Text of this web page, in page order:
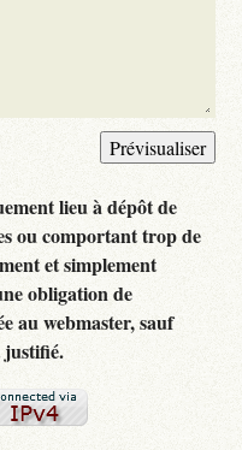
lieu à dépôt de
ou comportant trop de
et simplement
obligation de
au webmaster, sauf
justifié.